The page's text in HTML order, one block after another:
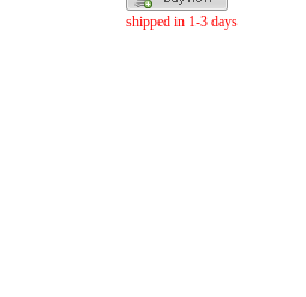
shipped in 1-3 days